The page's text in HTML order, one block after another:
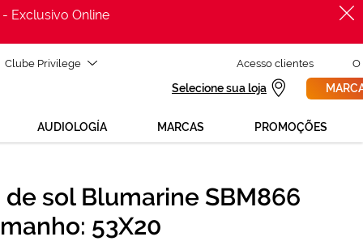
Exclusivo Online
Clube Privilege Acesso clientes O
Selecione sua loja
AUDIOLOGÍA MARCAS PROMOÇÕES
PROCURAR
ADICIONAR AO CARRINHO
sol Blumarine SBM866
53X20